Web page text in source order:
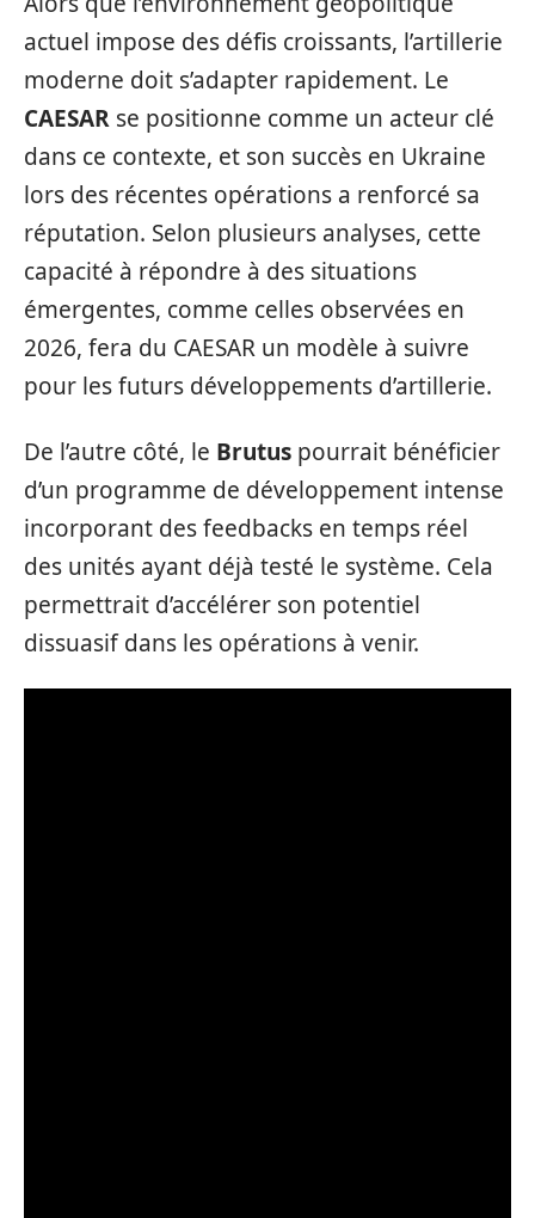
actuel impose des défis croissants, l’artillerie
moderne doit s’adapter rapidement. Le
CAESAR se positionne comme un acteur clé
dans ce contexte, et son succès en Ukraine
lors des récentes opérations a renforcé sa
réputation. Selon plusieurs analyses, cette
capacité à répondre à des situations
émergentes, comme celles observées en
2026, fera du CAESAR un modèle à suivre
pour les futurs développements d’artillerie.
De l’autre côté, le Brutus pourrait bénéficier
d’un programme de développement intense
incorporant des feedbacks en temps réel
des unités ayant déjà testé le système. Cela
permettrait d’accélérer son potentiel
dissuasif dans les opérations à venir.